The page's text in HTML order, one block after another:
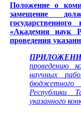
Положение о
замещение
«Академия наук
проведения
проведению
научных
Республики
указанного